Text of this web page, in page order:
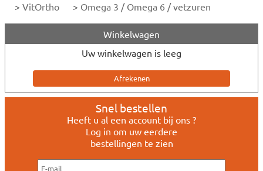
> VitOrtho > Omega 3 / Omega 6 / vetzuren
Winkelwagen
Uw winkelwagen is leeg
Snel bestellen
Heeft u al een account bij ons ?
Log in om uw eerdere
bestellingen te zien